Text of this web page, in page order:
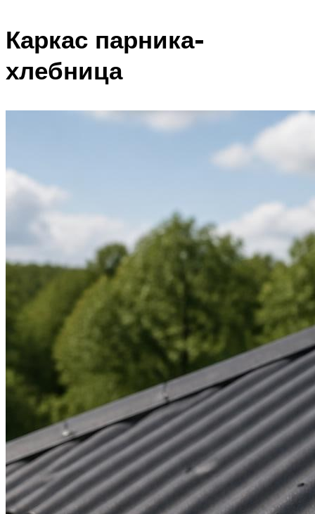
Каркас парника-
хлебница